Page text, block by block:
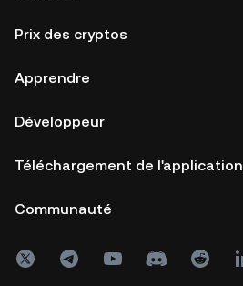
Prix des cryptos
Apprendre
Développeur
Téléchargement de l'application
Communauté